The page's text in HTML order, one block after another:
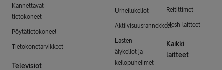
Kannettavat
tietokoneet
Pöytätietokoneet
Tietokonetarvikkeet
Televisiot
Urheilukellot
Aktiivisuusrannekkeet
Lasten
älykellot ja
kellopuhelimet
Reitittimet
Mesh-laitteet
Kaikki
laitteet